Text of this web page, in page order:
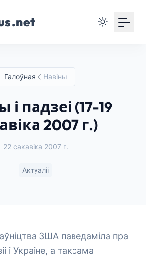
Галоўная Навіны
і падзеі (17-19
2007 г.)
22 сакавіка 2007 г.
Актуаліі
ЗША паведаміла пра
і Украіне, а таксама